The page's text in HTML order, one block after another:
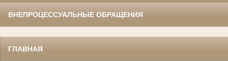
ВНЕПРОЦЕССУАЛЬНЫЕ ОБРАЩЕНИЯ
ГЛАВНАЯ